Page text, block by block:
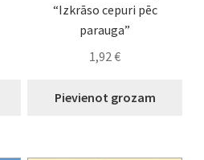
“Izkrāso cepuri pēc
parauga”
1,92€
Pievienot grozam